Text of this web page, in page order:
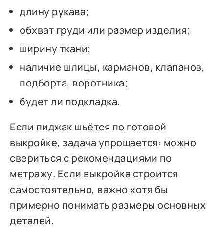
длину рукава;
обхват груди или размер изделия;
ширину ткани;
наличие шлицы, карманов, клапанов,
подборта, воротника;
будет ли подкладка.
Если пиджак шьётся по готовой
выкройке, задача упрощается: можно
свериться с рекомендациями по
метражу. Если выкройка строится
самостоятельно, важно хотя бы
примерно понимать размеры основных
деталей.